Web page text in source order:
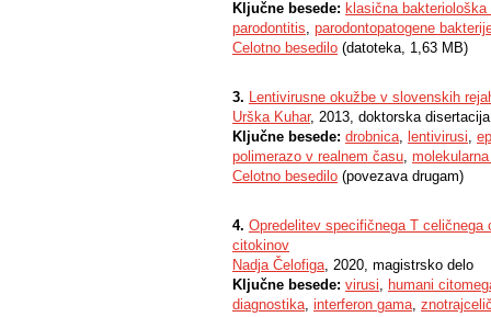
Ključne besede: klasična
parodontitis, parodontopatogene
Celotno besedilo (datoteka, 1,63 MB)
3. Lentivirusne okužbe v slovenskih
Urška Kuhar, 2013, doktorska disertacija
Ključne besede: drobnica, lentivirusi,
polimerazo v realnem času,
Celotno besedilo (povezava drugam)
4. Opredelitev specifičnega T
citokinov
Nadja Čelofiga, 2020, magistrsko delo
Ključne besede: virusi, humani
diagnostika, interferon gama,